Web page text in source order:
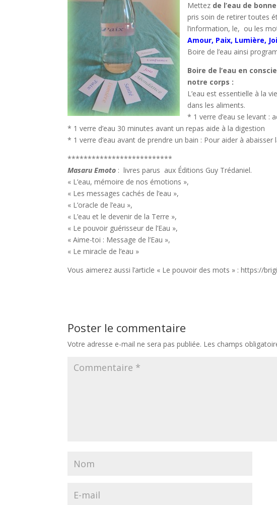
Mettez de l’eau de
pris soin de retirer toutes
l’information, le, ou les
Amour, Paix, Lumière,
Boire de l’eau ainsi
Boire de l’eau en
notre corps :
L’eau est essentielle à la
dans les aliments.
* 1 verre d’eau se levant :
* 1 verre d’eau 30 minutes avant un repas aide à la digestion
* 1 verre d’eau avant de prendre un bain : Pour aider à abaisser
**************************
Masaru Emoto : livres parus aux Éditions Guy Trédaniel.
« L’eau, mémoire de nos émotions »,
« Les messages cachés de l’eau »,
« L’oracle de l’eau »,
« L’eau et le devenir de la Terre »,
« Le pouvoir guérisseur de l’Eau »,
« Aime-toi : Message de l’Eau »,
« Le miracle de l’eau »
Vous aimerez aussi l’article « Le pouvoir des mots » : https://
Poster le commentaire
Votre adresse e-mail ne sera pas publiée. Les champs